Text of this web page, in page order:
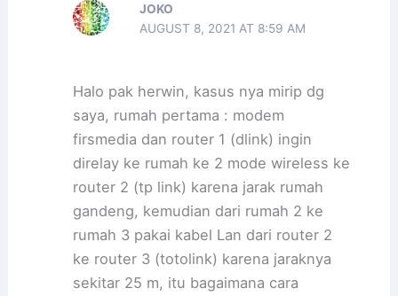
JOKO
AUGUST 8, 2021 AT 8:59 AM
Halo pak herwin, kasus nya mirip dg
saya, rumah pertama : modem
firsmedia dan router 1 (dlink) ingin
direlay ke rumah ke 2 mode wireless ke
router 2 (tp link) karena jarak rumah
gandeng, kemudian dari rumah 2 ke
rumah 3 pakai kabel Lan dari router 2
ke router 3 (totolink) karena jaraknya
sekitar 25 m, itu bagaimana cara